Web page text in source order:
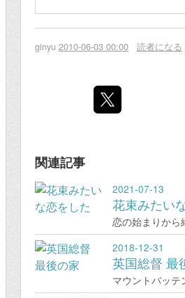
ginyu 2010-06-03 00:00 読者になる
関連記事
2021-07-13
花束みたい
恋の始まりか
2018-12-31
英国総督 最
マウントバッ